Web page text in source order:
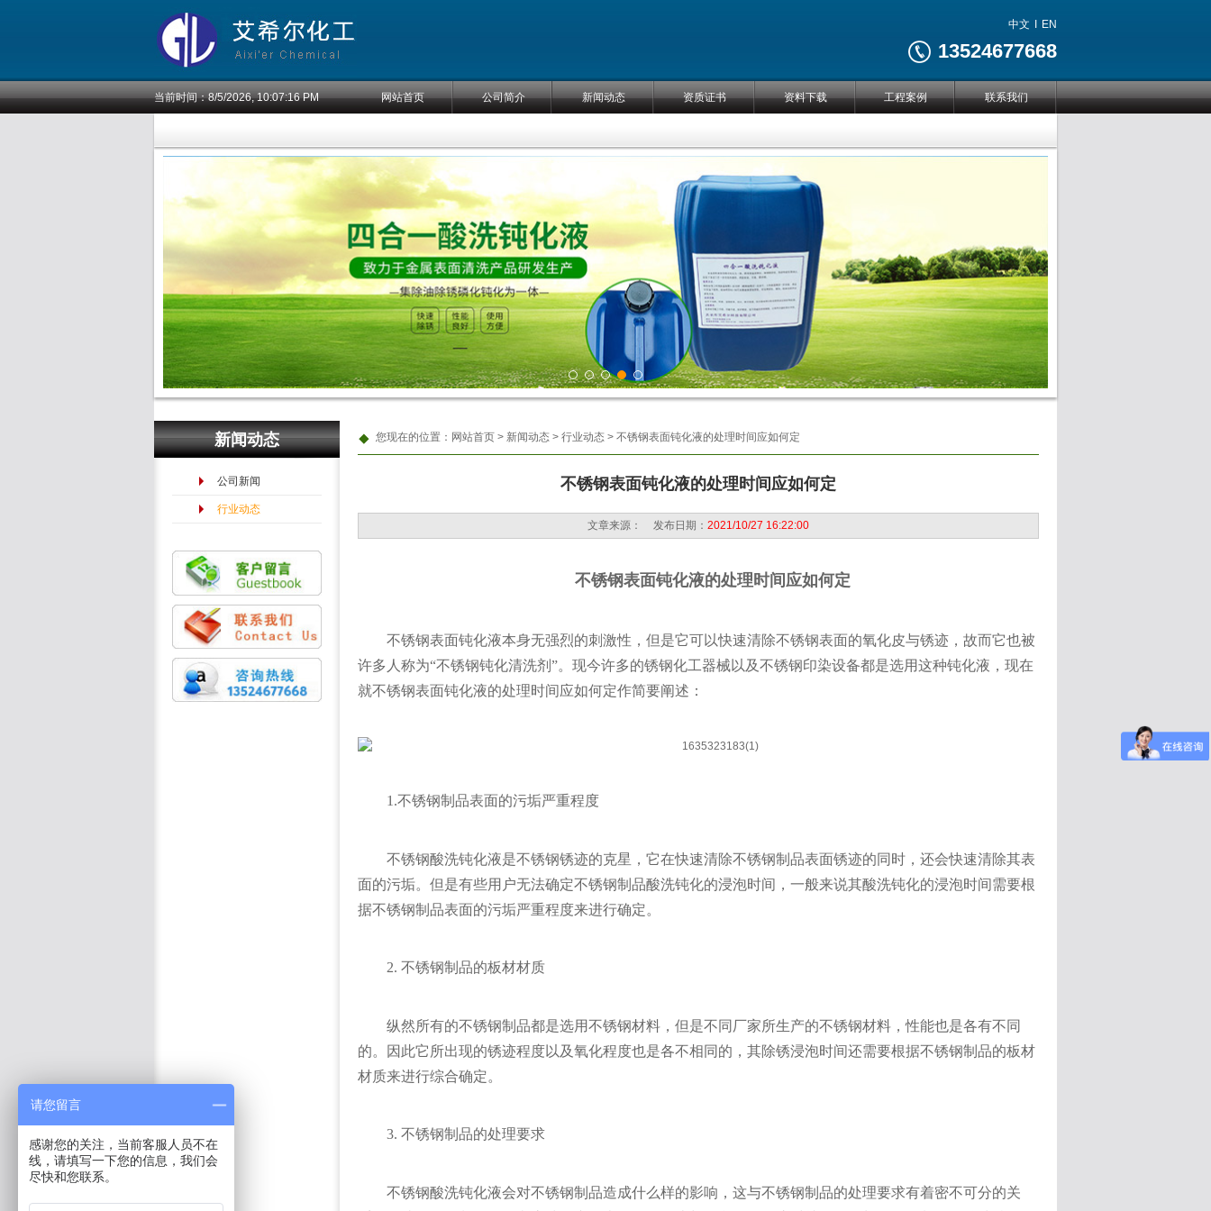
中文 EN
13524677668
当前时间：8/5/2026, 10:07:17 PM 网站首页 公司简介 新闻动态 资质证书 资料下载 工程案例 联系我们
新闻动态
公司新闻
行业动态
您现在的位置： 网站首页 > 新闻动态 > 行业动态 > 不锈钢表面钝化液的处理时间应如何定
不锈钢表面钝化液的处理时间应如何定
文章来源： 发布日期： 2021/10/27 16:22:00
不锈钢表面钝化液的处理时间应如何定
不锈钢表面钝化液本身无强烈的刺激性，但是它可以快速清除不锈钢表面的氧化皮与锈迹，故而它也被
许多人称为“不锈钢钝化清洗剂”。现今许多的锈钢化工器械以及不锈钢印染设备都是选用这种钝化液，现在
就不锈钢表面钝化液的处理时间应如何定作简要阐述：
1.不锈钢制品表面的污垢严重程度
不锈钢酸洗钝化液是不锈钢锈迹的克星，它在快速清除不锈钢制品表面锈迹的同时，还会快速清除其表
面的污垢。但是有些用户无法确定不锈钢制品酸洗钝化的浸泡时间，一般来说其酸洗钝化的浸泡时间需要根
据不锈钢制品表面的污垢严重程度来进行确定。
2. 不锈钢制品的板材材质
纵然所有的不锈钢制品都是选用不锈钢材料，但是不同厂家所生产的不锈钢材料，性能也是各有不同
的。因此它所出现的锈迹程度以及氧化程度也是各不相同的，其除锈浸泡时间还需要根据不锈钢制品的板材
材质来进行综合确定。
3. 不锈钢制品的处理要求
不锈钢酸洗钝化液会对不锈钢制品造成什么样的影响，这与不锈钢制品的处理要求有着密不可分的关
请您留言
感谢您的关注，当前客服人员不在
线，请填写一下您的信息，我们会
尽快和您联系。